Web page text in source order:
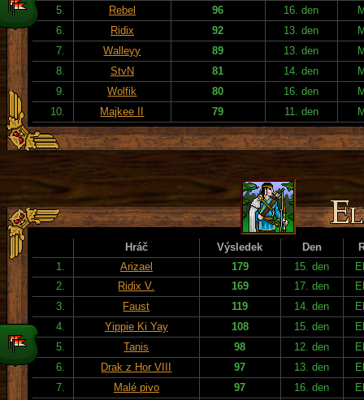
5.
Rebel 96 16. den
6.
Ridix 92 13. den
7.
Walleyy 89 13. den
8.
StvN 81 14. den
9.
Wolfik 80 16. den
10.
Majkee II 79 11. den
Hráč Výsledek Den
1.
Arizael 179 15. den
2.
Ridix V. 169 17. den
3.
Faust 119 14. den
4.
Yippie Ki Yay 108 15. den
5.
Tanis 98 12. den
6.
Drak z Hor VIII 97 13. den
7.
Malé pivo 97 16. den